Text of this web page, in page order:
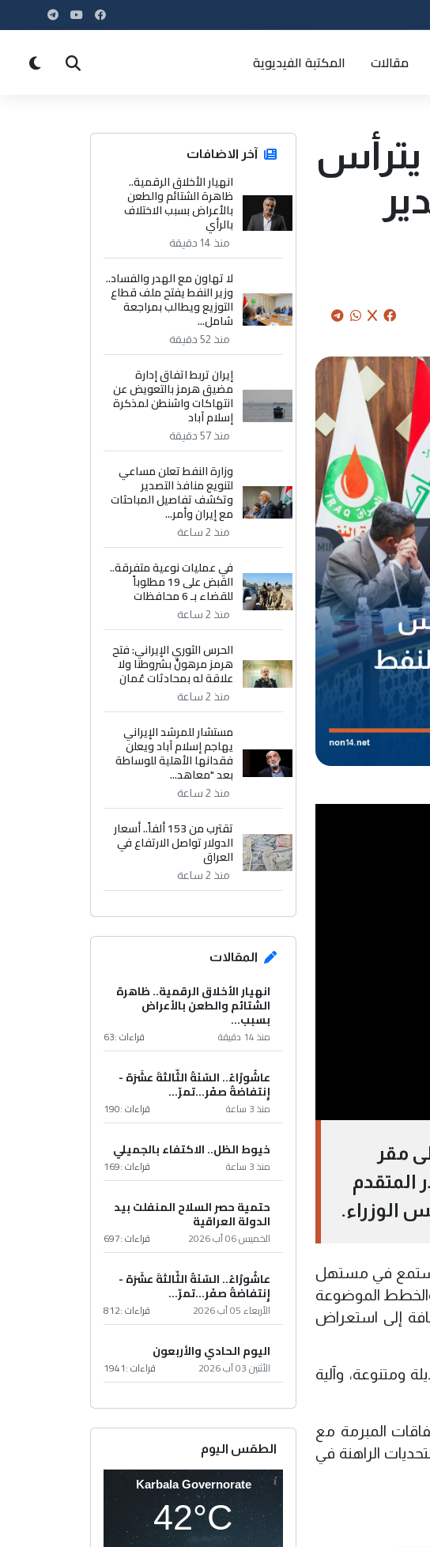
مقالات المكتبة الفيديوية
يترأس
مقر
المتقدم
الوزراء.
استمع في مستهل
والخطط الموضوعة
إلى استعراض
ومتنوعة، وآلية
المبرمة مع
الراهنة في
آخر الاضافات
انهيار الأخلاق الرقمية..
ظاهرة الشتائم والطعن
بالأعراض بسبب الاختلاف
بالرأي
منذ 14 دقيقة
لا تهاون مع الهدر والفساد..
وزير النفط يفتح ملف قطاع
التوزيع ويطالب بمراجعة
شامل...
منذ 52 دقيقة
إيران تربط اتفاق إدارة
مضيق هرمز بالتعويض عن
انتهاكات واشنطن لمذكرة
إسلام آباد
منذ 57 دقيقة
وزارة النفط تعلن مساعي
لتنويع منافذ التصدير
وتكشف تفاصيل المباحثات
مع إيران وأمر...
منذ 2 ساعة
في عمليات نوعية متفرقة..
القبض على 19 مطلوباً
للقضاء بـ 6 محافظات
منذ 2 ساعة
الحرس الثوري الإيراني: فتح
هرمز مرهونٌ بشروطنا ولا
علاقة له بمحادثات عُمان
منذ 2 ساعة
مستشار للمرشد الإيراني
يهاجم إسلام آباد ويعلن
فقدانها الأهلية للوساطة
بعد "معاهد...
منذ 2 ساعة
تقترب من 153 ألفاً.. أسعار
الدولار تواصل الارتفاع في
العراق
منذ 2 ساعة
المقالات
انهيار الأخلاق الرقمية.. ظاهرة
الشتائم والطعن بالأعراض
بسبب...
منذ 14 دقيقة قراءات :63
عاشُورْاءُ.. السّنَةُ الثّالثةَ عشَرَة -
إِنتفاضةُ صفَر…تمرّ...
منذ 3 ساعة قراءات :190
خيوط الظل.. الاكتفاء بالجميلي
منذ 3 ساعة قراءات :169
حتمية حصر السلاح المنفلت بيد
الدولة العراقية
الخميس 06 آب 2026 قراءات :697
عاشُورْاءُ.. السّنَةُ الثّالثةَ عشَرَة -
إِنتفاضةُ صفَر…تمرّ...
الأربعاء 05 آب 2026 قراءات :812
اليوم الحادي والأربعون
الأثنين 03 آب 2026 قراءات :1941
الطقس اليوم
Karbala Governorate
42°C